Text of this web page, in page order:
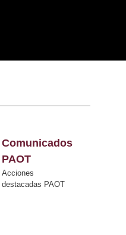
Comunicados
PAOT
Acciones
destacadas PAOT